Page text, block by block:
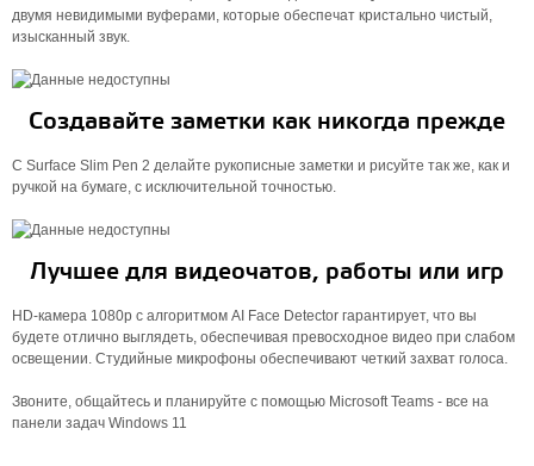
двумя невидимыми вуферами, которые обеспечат кристально чистый,
изысканный звук.
Создавайте заметки как никогда прежде
С Surface Slim Pen 2 делайте рукописные заметки и рисуйте так же, как и
ручкой на бумаге, с исключительной точностью.
Лучшее для видеочатов, работы или игр
HD-камера 1080p с алгоритмом AI Face Detector гарантирует, что вы
будете отлично выглядеть, обеспечивая превосходное видео при слабом
освещении. Студийные микрофоны обеспечивают четкий захват голоса.
Звоните, общайтесь и планируйте с помощью Microsoft Teams - все на
панели задач Windows 11